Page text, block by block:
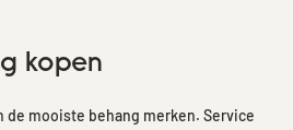
kopen
de mooiste behang merken. Service